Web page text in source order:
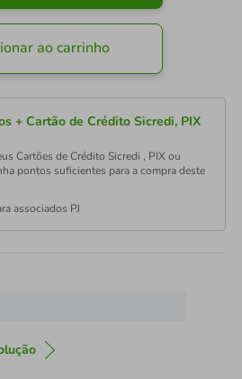
ao carrinho
+ Cartão de Crédito Sicredi, PIX
Cartões de Crédito Sicredi , PIX ou
pontos suficientes para a compra deste
associados PJ